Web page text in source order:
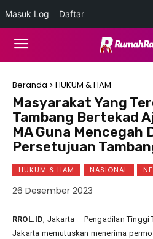
Beranda HUKUM & HAM
Masyarakat Yang
Tambang Bertekad
MA Guna Mencegah
Persetujuan
HUKUM & HAM NASIONAL
26 Desember 2023
RROL.ID, Jakarta – Pengadilan Tinggi
Jakarta memutuskan menerima
Masuk Log Daftar